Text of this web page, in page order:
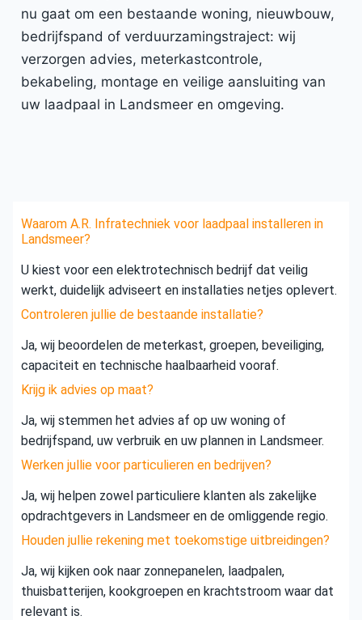
nu gaat om een bestaande woning, nieuwbouw,
bedrijfspand of verduurzamingstraject: wij
verzorgen advies, meterkastcontrole,
bekabeling, montage en veilige aansluiting van
uw laadpaal in Landsmeer en omgeving.
Waarom A.R. Infratechniek voor laadpaal installeren in
Landsmeer?
U kiest voor een elektrotechnisch bedrijf dat veilig
werkt, duidelijk adviseert en installaties netjes oplevert.
Controleren jullie de bestaande installatie?
Ja, wij beoordelen de meterkast, groepen, beveiliging,
capaciteit en technische haalbaarheid vooraf.
Krijg ik advies op maat?
Ja, wij stemmen het advies af op uw woning of
bedrijfspand, uw verbruik en uw plannen in Landsmeer.
Werken jullie voor particulieren en bedrijven?
Ja, wij helpen zowel particuliere klanten als zakelijke
opdrachtgevers in Landsmeer en de omliggende regio.
Houden jullie rekening met toekomstige uitbreidingen?
Ja, wij kijken ook naar zonnepanelen, laadpalen,
thuisbatterijen, kookgroepen en krachtstroom waar dat
relevant is.